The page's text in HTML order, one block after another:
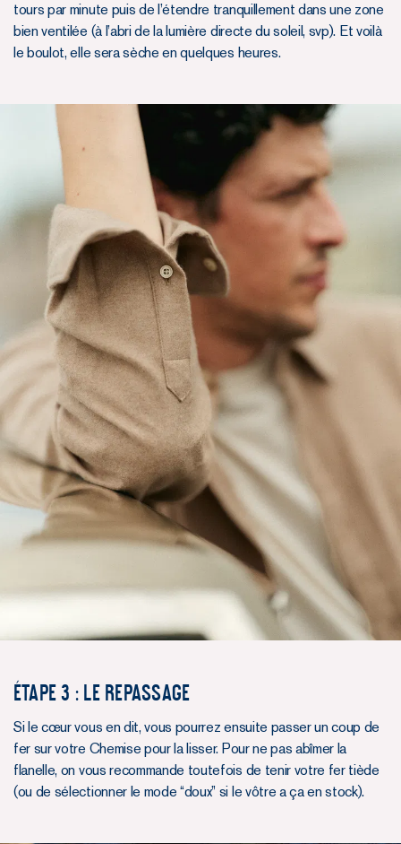
tours par minute puis de l’étendre tranquillement dans une zone
bien ventilée (à l’abri de la lumière directe du soleil, svp). Et voilà
le boulot, elle sera sèche en quelques heures.
Étape 3 : le repassage
Si le cœur vous en dit, vous pourrez ensuite passer un coup de
fer sur votre Chemise pour la lisser. Pour ne pas abîmer la
flanelle, on vous recommande toutefois de tenir votre fer tiède
(ou de sélectionner le mode “doux” si le vôtre a ça en stock).